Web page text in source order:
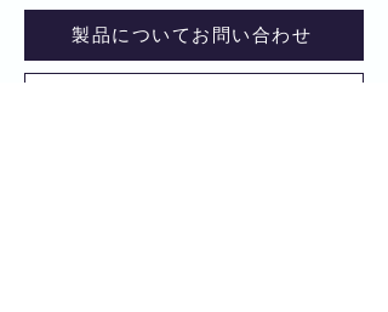
製品についてお問い合わせ